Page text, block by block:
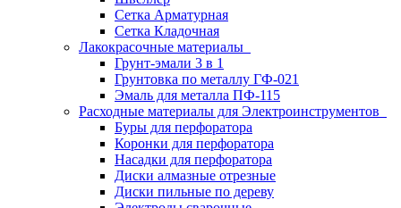
Сетка Арматурная
Сетка Кладочная
Лакокрасочные материалы
Грунт-эмали 3 в 1
Грунтовка по металлу ГФ-021
Эмаль для металла ПФ-115
Расходные материалы для Электроинструментов
Буры для перфоратора
Коронки для перфоратора
Насадки для перфоратора
Диски алмазные отрезные
Диски пильные по дереву